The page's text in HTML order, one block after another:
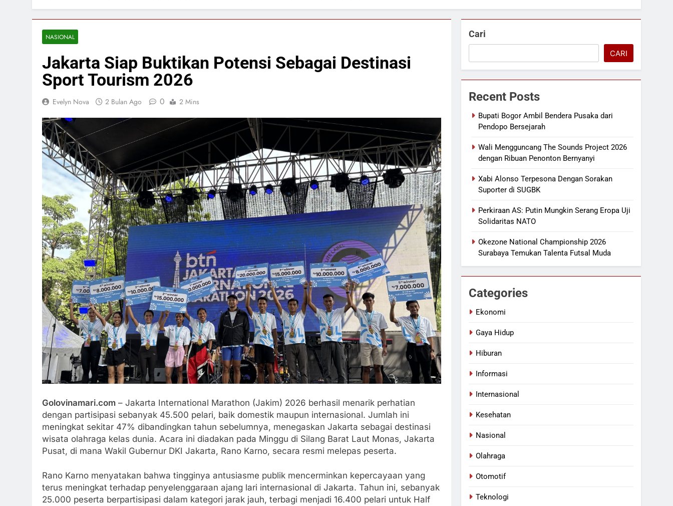
NASIONAL
Jakarta Siap Buktikan Potensi Sebagai Destinasi
Sport Tourism 2026
Evelyn Nova 2 Bulan Ago 0 2 Mins
Golovinamari.com – Jakarta International Marathon (Jakim) 2026 berhasil menarik perhatian
dengan partisipasi sebanyak 45.500 pelari, baik domestik maupun internasional. Jumlah ini
meningkat sekitar 47% dibandingkan tahun sebelumnya, menegaskan Jakarta sebagai destinasi
wisata olahraga kelas dunia. Acara ini diadakan pada Minggu di Silang Barat Laut Monas, Jakarta
Pusat, di mana Wakil Gubernur DKI Jakarta, Rano Karno, secara resmi melepas peserta.
Rano Karno menyatakan bahwa tingginya antusiasme publik mencerminkan kepercayaan yang
terus meningkat terhadap penyelenggaraan ajang lari internasional di Jakarta. Tahun ini, sebanyak
25.000 peserta berpartisipasi dalam kategori jarak jauh, terbagi menjadi 16.400 pelari untuk Half
Cari
CARI
Recent Posts
Bupati Bogor Ambil Bendera Pusaka dari
Pendopo Bersejarah
Wali Mengguncang The Sounds Project 2026
dengan Ribuan Penonton Bernyanyi
Xabi Alonso Terpesona Dengan Sorakan
Suporter di SUGBK
Perkiraan AS: Putin Mungkin Serang Eropa Uji
Solidaritas NATO
Okezone National Championship 2026
Surabaya Temukan Talenta Futsal Muda
Categories
Ekonomi
Gaya Hidup
Hiburan
Informasi
Internasional
Kesehatan
Nasional
Olahraga
Otomotif
Teknologi